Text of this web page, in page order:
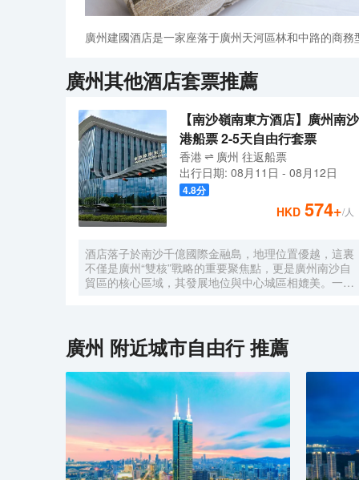
廣州建國酒店是一家座落于廣州天河區林和中路的商
廣州其他酒店套票推薦
【南沙嶺南東方酒店】廣州南沙
港船票 2-5天自由行套票
香港 廣州 往返船票
出行日期: 08月11日 - 08月12日
4.8分
HKD 574+/人
酒店落子於南沙千億國際金融島，地理位置優越，這裏
不僅是廣州“雙核”戰略的重要聚焦點，更是廣州南沙自
貿區的核心區域，其發展地位與中心城區相媲美。一小
含西式願景——Amazing（令人驚歎），
Astonishing（令人震撼），隱含着酒店將成為南沙乃
至全球矚目的中式美學新地標的美好期許。 酒店作為
南沙國際會展中心綜合體重要組成部分，以“木棉花
開，鴻翔海絲”之設計理念，以大灣區金融新地標之姿
態，締造南沙“立足灣區、協同港澳、面向世界”的實踐
範本。
廣州 附近城市自由行 推薦